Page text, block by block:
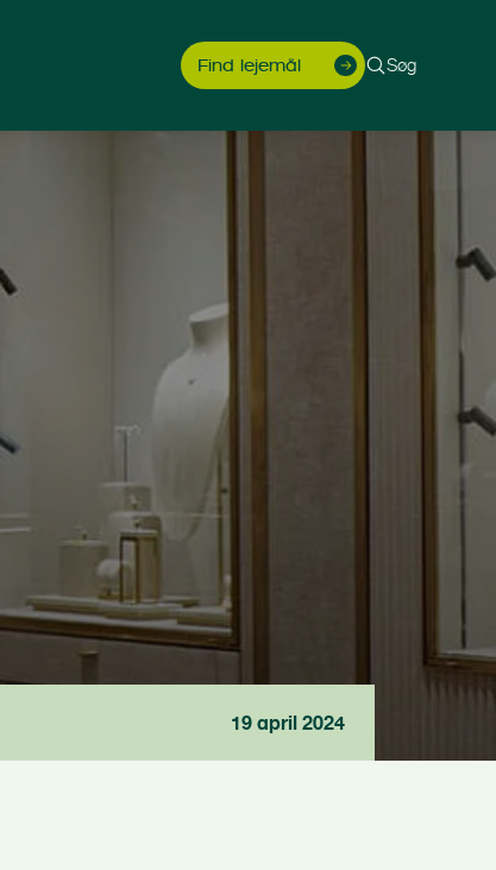
Find lejemål Søg
19 april 2024